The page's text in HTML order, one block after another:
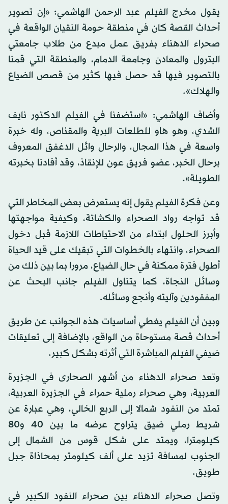
يقول مخرج الفيلم عبد الرحمن الهاشمي: «إن تصوير
أحداث القصة كان في منطقة حومة النقيان الواقعة في
صحراء الدهناء بفريق عمل مبدع من طلاب جامعتي
البترول والمعادن وجامعة الدمام، والمنطقة التي قمنا
بالتصوير فيها قد حصل فيها كثير من قصص الضياع
والهلاك».
وأضاف الهاشمي: «استضفنا في الفيلم الدكتور نايف
الشدي، وهو هاو للطلعات البرية والمقناص، وله خبرة
واسعة في هذا المجال، والرحال وائل الدغفق المعروف
برحال الخبر، عضو فريق عون للإنقاذ، وقد أفادنا بخبرته
الطويلة».
وعن فكرة الفيلم يقول إنه يستعرض بعض المخاطر التي
قد تواجه رواد الصحراء والكشاتة، وكيفية مواجهتها
وأبرز الحلول ابتداء من الاحتياطات اللازمة قبل دخول
الصحراء، وانتهاء بالخطوات التي تبقيك على قيد الحياة
أطول فترة ممكنة في حال الضياع، مرورا بما بين ذلك من
وسائل النجاة، كما يتناول الفيلم جانب البحث عن
المفقودين وآليته وأنجع وسائله.
وبين أن الفيلم يغطي أساسيات هذه الجوانب عن طريق
أحداث قصة مستوحاة من الواقع، بالإضافة إلى تعليقات
ضيفي الفيلم المباشرة التي أثرته بشكل كبير.
وتعد صحراء الدهناء من أشهر الصحارى في الجزيرة
العربية، وهي صحراء رملية حمراء في الجزيرة العربية،
تمتد من النفود شمالا إلى الربع الخالي، وهي عبارة عن
شريط رملي ضيق يتراوح عرضه ما بين 40 و80
كيلومترا، ويمتد على شكل قوس من الشمال إلى
الجنوب لمسافة تزيد على ألف كيلومتر بمحاذاة جبل
طويق.
وتصل صحراء الدهناء بين صحراء النفود الكبير في